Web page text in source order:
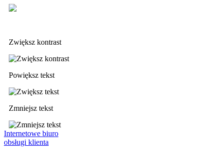
Zwiększ kontrast
Powiększ tekst
Zmniejsz tekst
Internetowe biuro
obsługi klienta